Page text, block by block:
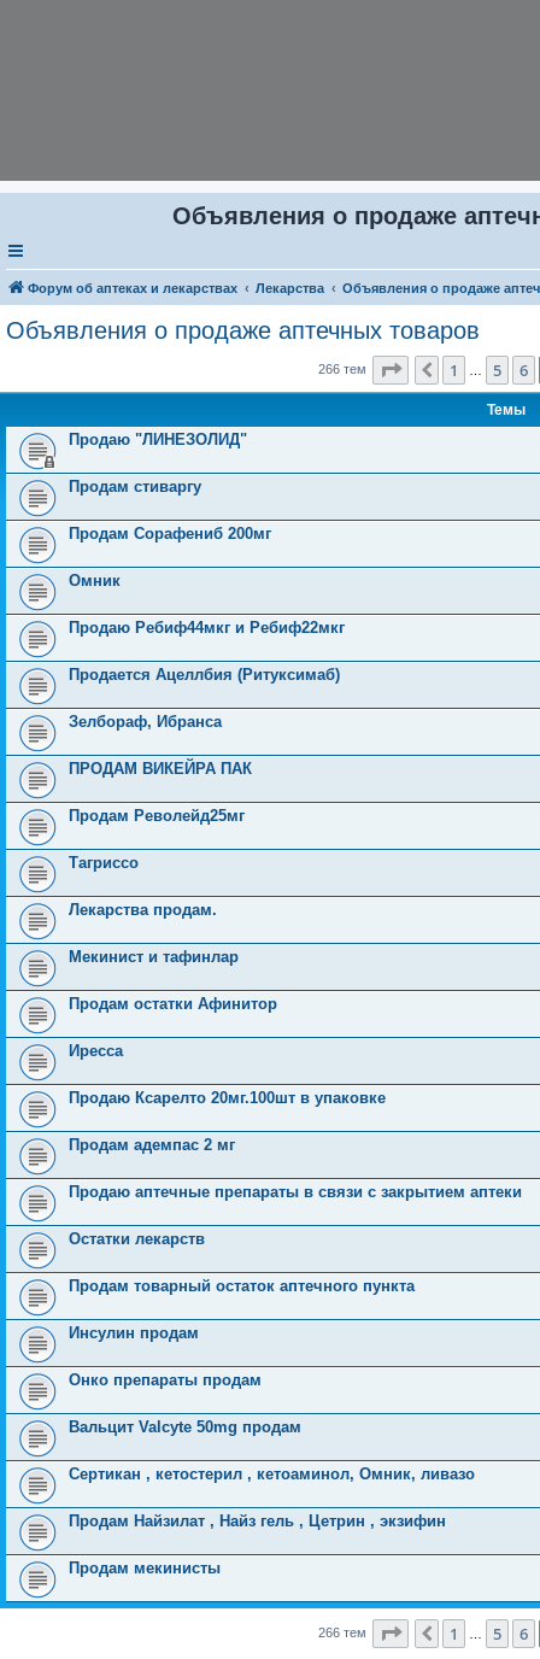
Объявления о продаже
Форум об аптеках и лекарствах Лекарства Объявления о продаже
Объявления о продаже аптечных товаров
266 тем Страница из 11
Пред.
1 5 6
Темы
Продаю "ЛИНЕЗОЛИД"
Продам стиваргу
Продам Сорафениб 200мг
Омник
Продаю Ребиф44мкг и Ребиф22мкг
Продается Ацеллбия (Ритуксимаб)
Зелбораф, Ибранса
ПРОДАМ ВИКЕЙРА ПАК
Продам Револейд25мг
Тагриссо
Лекарства продам.
Мекинист и тафинлар
Продам остатки Афинитор
Иресса
Продаю Ксарелто 20мг.100шт в упаковке
Продам адемпас 2 мг
Продаю аптечные препараты в связи с закрытием аптеки
Остатки лекарств
Продам товарный остаток аптечного пункта
Инсулин продам
Онко препараты продам
Вальцит Valcyte 50mg продам
Сертикан , кетостерил , кетоаминол, Омник, ливазо
Продам Найзилат , Найз гель , Цетрин , экзифин
Продам мекинисты
266 тем Страница из 11
Пред.
1 5 6